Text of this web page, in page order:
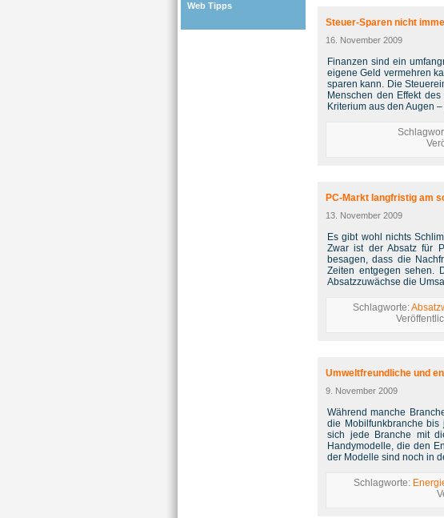
Web Tipps
Steuer-Sparen nicht
16. November 2009
Finanzen sind ein
eigene Geld vermehren
sparen kann. Die
Menschen den Effekt
Kriterium aus den Augen
PC-Markt langfristig am
13. November 2009
Es gibt wohl nichts
Zwar ist der Absatz für
besagen, dass die
Zeiten entgegen sehen.
Absatzzuwächse die
Schlagworte:
Umweltfreundliche und
9. November 2009
Während manche
die Mobilfunkbranche bis
sich jede Branche mit
Handymodelle, die den
der Modelle sind noch in
Schlagworte: